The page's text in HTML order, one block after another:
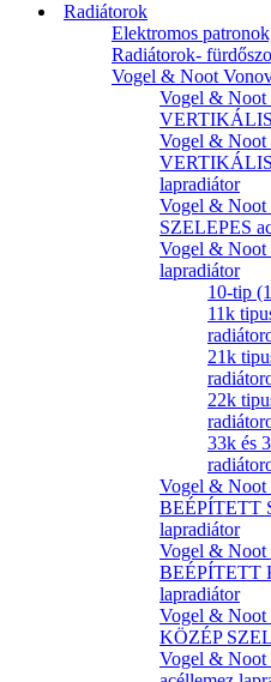
Radiátorok
Elektromos
Radiátorok-
Vogel & Noot
Vogel &
VERTIKÁLIS
Vogel &
VERTIKÁLIS
lapradiátor
Vogel &
SZELEPES
Vogel & Noot
lapradiátor
10-tip
11k
21k
22k
33k és
Vogel &
BEÉPÍTETT
lapradiátor
Vogel &
BEÉPÍTETT
lapradiátor
Vogel &
KÖZÉP
Vogel &